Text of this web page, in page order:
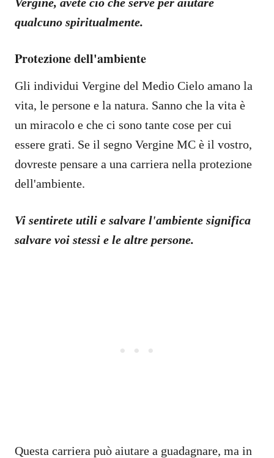
qualcuno spiritualmente.
Protezione dell'ambiente
Gli individui Vergine del Medio Cielo amano la
vita, le persone e la natura. Sanno che la vita è
un miracolo e che ci sono tante cose per cui
essere grati. Se il segno Vergine MC è il vostro,
dovreste pensare a una carriera nella protezione
dell'ambiente.
Vi sentirete utili e salvare l'ambiente significa
salvare voi stessi e le altre persone.
Questa carriera può aiutare a guadagnare, ma in